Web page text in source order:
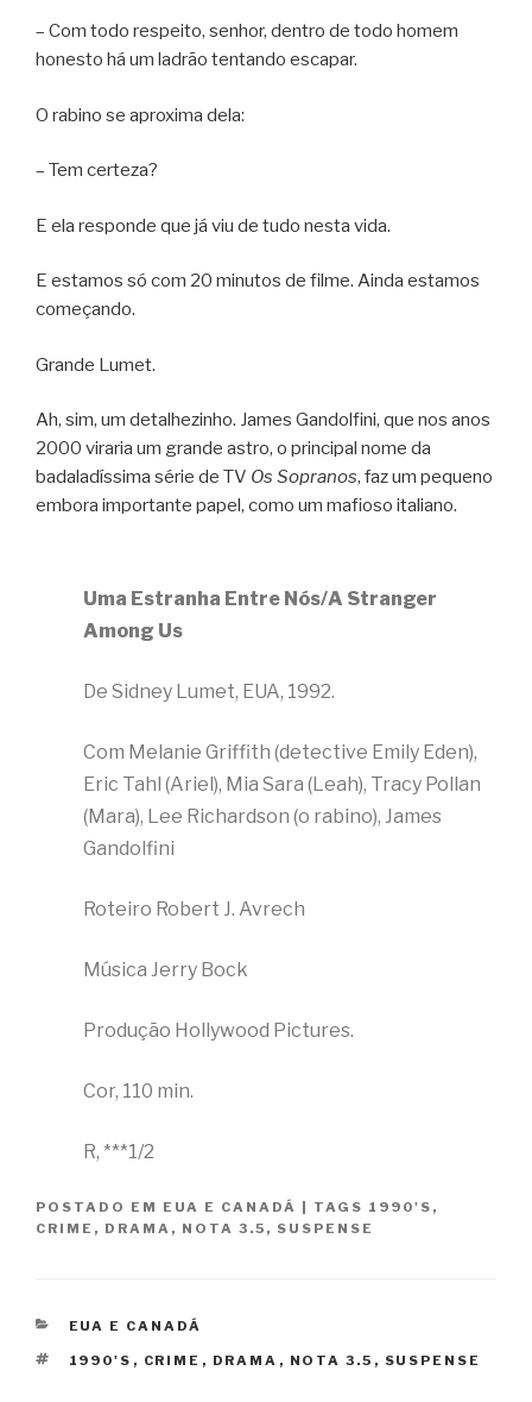
– Com todo respeito, senhor, dentro de todo homem
honesto há um ladrão tentando escapar.
O rabino se aproxima dela:
– Tem certeza?
E ela responde que já viu de tudo nesta vida.
E estamos só com 20 minutos de filme. Ainda estamos
começando.
Grande Lumet.
Ah, sim, um detalhezinho. James Gandolfini, que nos anos
2000 viraria um grande astro, o principal nome da
badaladíssima série de TV Os Sopranos, faz um pequeno
embora importante papel, como um mafioso italiano.
Uma Estranha Entre Nós/A Stranger
Among Us
De Sidney Lumet, EUA, 1992.
Com Melanie Griffith (detective Emily Eden),
Eric Tahl (Ariel), Mia Sara (Leah), Tracy Pollan
(Mara), Lee Richardson (o rabino), James
Gandolfini
Roteiro Robert J. Avrech
Música Jerry Bock
Produção Hollywood Pictures.
Cor, 110 min.
R, ***1/2
POSTADO EM EUA E CANADÁ | TAGS 1990'S ,
CRIME , DRAMA , NOTA 3.5 , SUSPENSE
CATEGORIAS
EUA E CANADÁ
TAGS
1990'S , CRIME , DRAMA , NOTA 3.5 , SUSPENSE